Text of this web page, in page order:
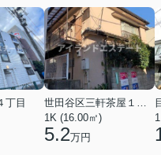
丁目
世田谷区三軒茶屋１丁目
1K (16.00㎡)
5.2万円